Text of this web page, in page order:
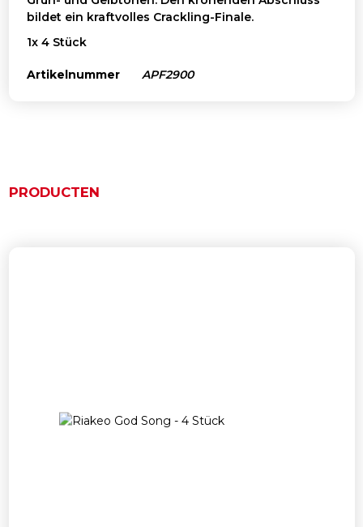
bildet ein kraftvolles Crackling-Finale.
1x 4 Stück
Artikelnummer APF2900
PRODUCTEN